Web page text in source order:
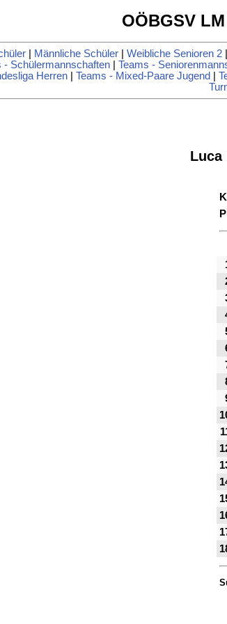
OÖBGSV
| Männliche Schüler| Weibliche Senioren 2|
- Schülermannschaften| Teams -
Herren| Teams - Mixed-Paare Jugend
Luca